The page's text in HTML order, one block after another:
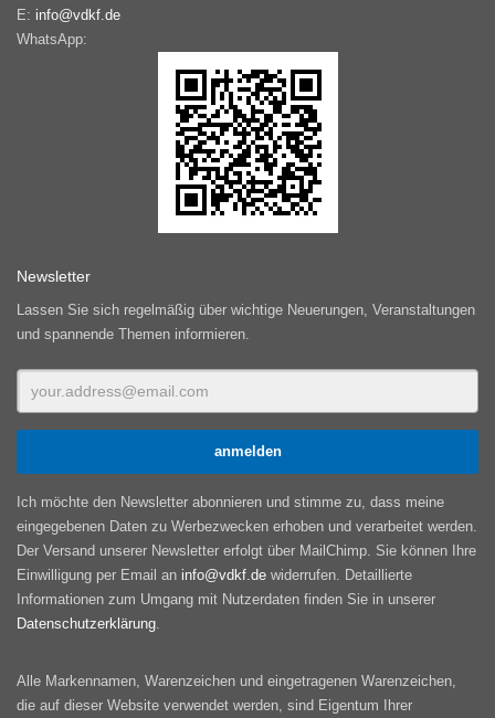
E: info@vdkf.de
WhatsApp:
Newsletter
Lassen Sie sich regelmäßig über wichtige Neuerungen, Veranstaltungen
und spannende Themen informieren.
Ich möchte den Newsletter abonnieren und stimme zu, dass meine
eingegebenen Daten zu Werbezwecken erhoben und verarbeitet werden.
Der Versand unserer Newsletter erfolgt über MailChimp. Sie können Ihre
Einwilligung per Email an info@vdkf.de widerrufen. Detaillierte
Informationen zum Umgang mit Nutzerdaten finden Sie in unserer
Datenschutzerklärung
Alle Markennamen, Warenzeichen und eingetragenen Warenzeichen,
die auf dieser Website verwendet werden, sind Eigentum Ihrer